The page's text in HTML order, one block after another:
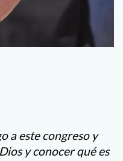
a este congreso y
y conocer qué es